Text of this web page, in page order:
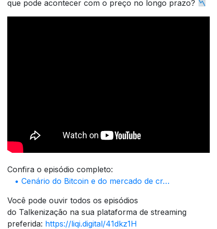
que pode acontecer com o preço no longo prazo?
Confira o episódio completo:
• Cenário do Bitcoin e do mercado de cr…
Você pode ouvir todos os episódios
do Talkenização na sua plataforma de streaming
preferida: https://liqi.digital/41dkz1H